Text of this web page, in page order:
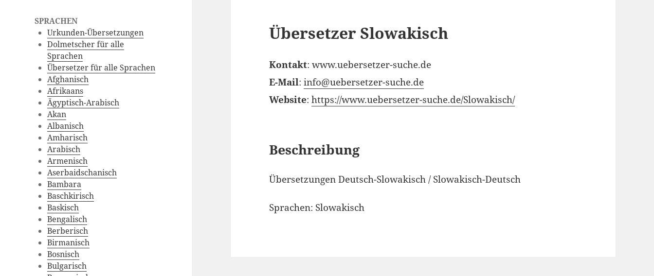
SPRACHEN
Urkunden-Übersetzungen
Dolmetscher für alle
Sprachen
Übersetzer für alle Sprachen
Afghanisch
Afrikaans
Ägyptisch-Arabisch
Akan
Albanisch
Amharisch
Arabisch
Armenisch
Aserbaidschanisch
Bambara
Baschkirisch
Baskisch
Bengalisch
Berberisch
Birmanisch
Bosnisch
Bulgarisch
Übersetzer Slowakisch
Kontakt: www.uebersetzer-suche.de
E-Mail: info@uebersetzer-suche.de
Website: https://www.uebersetzer-suche.de/Slowakisch/
Beschreibung
Übersetzungen Deutsch-Slowakisch / Slowakisch-Deutsch
Sprachen: Slowakisch